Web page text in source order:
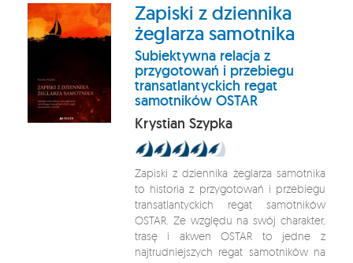
Zapiski z dziennika
żeglarza samotnika
Subiektywna relacja z
przygotowań i przebiegu
transatlantyckich regat
samotników OSTAR
Krystian Szypka
Zapiski z dziennika żeglarza samotnika
to historia z przygotowań i przebiegu
transatlantyckich regat samotników
OSTAR. Ze względu na swój charakter,
trasę i akwen OSTAR to jedne z
najtrudniejszych regat samotników na